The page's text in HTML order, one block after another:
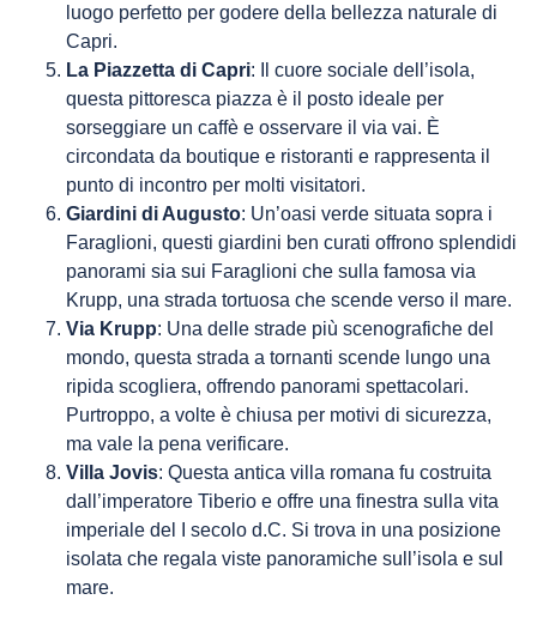
luogo perfetto per godere della bellezza naturale di
Capri.
La Piazzetta di Capri: Il cuore sociale dell’isola,
questa pittoresca piazza è il posto ideale per
sorseggiare un caffè e osservare il via vai. È
circondata da boutique e ristoranti e rappresenta il
punto di incontro per molti visitatori.
Giardini di Augusto: Un’oasi verde situata sopra i
Faraglioni, questi giardini ben curati offrono splendidi
panorami sia sui Faraglioni che sulla famosa via
Krupp, una strada tortuosa che scende verso il mare.
Via Krupp: Una delle strade più scenografiche del
mondo, questa strada a tornanti scende lungo una
ripida scogliera, offrendo panorami spettacolari.
Purtroppo, a volte è chiusa per motivi di sicurezza,
ma vale la pena verificare.
Villa Jovis: Questa antica villa romana fu costruita
dall’imperatore Tiberio e offre una finestra sulla vita
imperiale del I secolo d.C. Si trova in una posizione
isolata che regala viste panoramiche sull’isola e sul
mare.